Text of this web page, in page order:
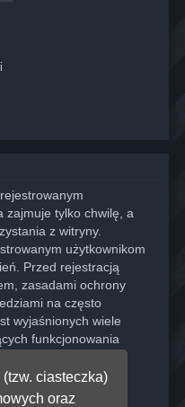
ciasteczka)
oraz
zajmuje tylko chwilę, a
z witryny.
użytkownikom
Przed rejestracją
zasadami ochrony
na często
wyjaśnionych wiele
funkcjonowania
osobowych